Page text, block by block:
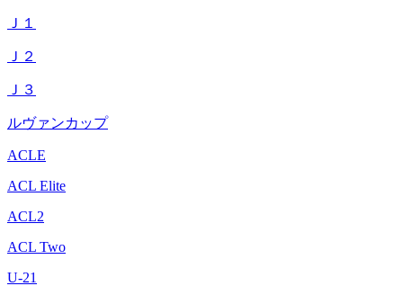
Ｊ１
Ｊ２
Ｊ３
ルヴァンカップ
ACLE
ACL Elite
ACL2
ACL Two
U-21